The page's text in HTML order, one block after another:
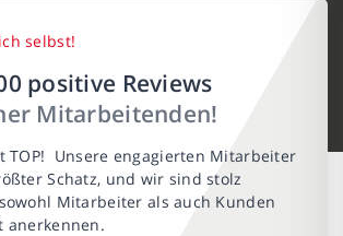
selbst!
positive Reviews
Mitarbeitenden!
TOP! Unsere engagierten Mitarbeiter
Schatz, und wir sind stolz
Mitarbeiter als auch Kunden
anerkennen.